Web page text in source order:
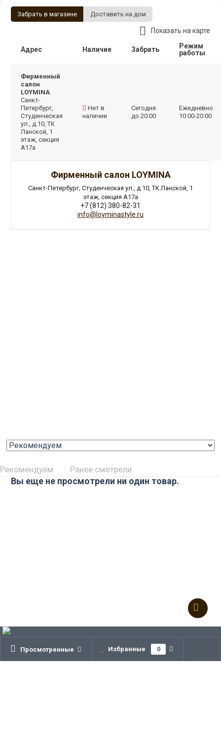
Забрать в магазине Доставить на дом
Показать на карте
Адрес Наличие Забрать
Режим
работы
Фирменный
салон
LOYMINA
Санкт-
Петербург,
Студенческая
ул., д.10, ТК
Ланской, 1
этаж, секция
А17а
Нет в
наличии
Сегодня
до 20:00
Ежедневно
10:00-20:00
Фирменный салон LOYMINA
Санкт-Петербург, Студенческая ул., д.10, ТК Ланской, 1
этаж, секция А17а
+7 (812) 380-82-31
info@loyminastyle.ru
Рекомендуем Ранее смотрели
Вы еще не просмотрели ни один товар.
Санкт-Петребург
Просмотренные Избранные 0